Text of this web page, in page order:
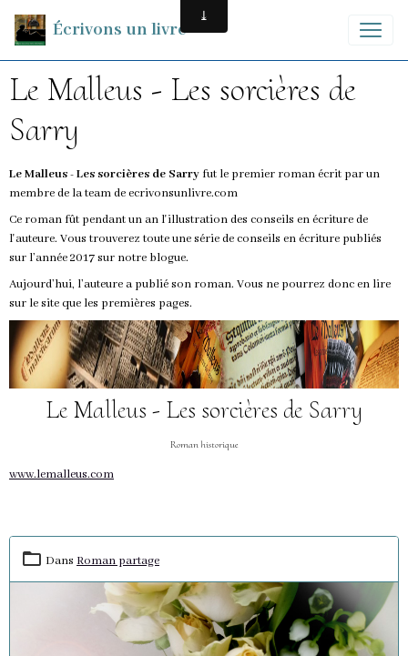
Écrivons un livre
Le Malleus - Les sorcières de
Sarry
Le Malleus - Les sorcières de Sarry fut le premier roman écrit par un
membre de la team de ecrivonsunlivre.com
Ce roman fût pendant un an l'illustration des conseils en écriture de
l'auteure. Vous trouverez toute une série de conseils en écriture publiés
sur l’année 2017 sur notre blogue.
Aujourd’hui, l’auteure a publié son roman. Vous ne pourrez donc en lire
sur le site que les premières pages.
Le Malleus - Les sorcières de Sarry
Roman historique
www.lemalleus.com
Dans Roman partage